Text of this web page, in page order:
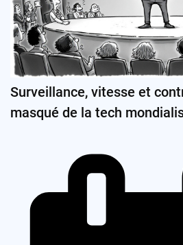
Surveillance, vitesse et
masqué de la tech